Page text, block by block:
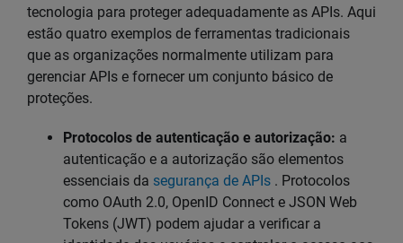
tecnologia para proteger adequadamente as APIs. Aqui
estão quatro exemplos de ferramentas tradicionais
que as organizações normalmente utilizam para
gerenciar APIs e fornecer um conjunto básico de
proteções.
Protocolos de autenticação e autorização: a
autenticação e a autorização são elementos
essenciais da segurança de APIs . Protocolos
como OAuth 2.0, OpenID Connect e JSON Web
Tokens (JWT) podem ajudar a verificar a